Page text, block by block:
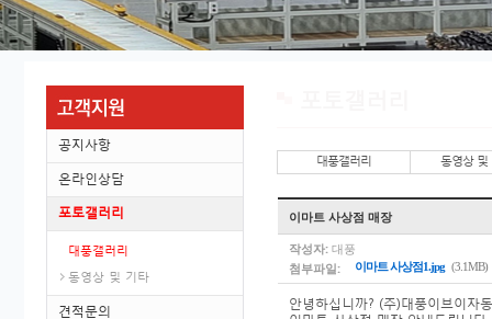
공지사항
온라인상담
포토갤러리
대풍갤러리
동영상 및 기타
견적문의
대풍갤러리 동영상 및
이마트 사상점 매장
작성자: 대풍
첨부파일:
이마트 사상점1.jpg (3.1MB)
안녕하십니까? (주)대풍이브이자